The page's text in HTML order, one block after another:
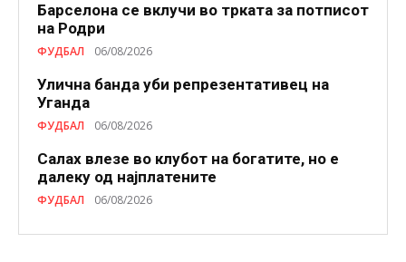
Барселона се вклучи во трката за потписот
на Родри
ФУДБАЛ 06/08/2026
Улична банда уби репрезентативец на
Уганда
ФУДБАЛ 06/08/2026
Салах влезе во клубот на богатите, но е
далеку од најплатените
ФУДБАЛ 06/08/2026